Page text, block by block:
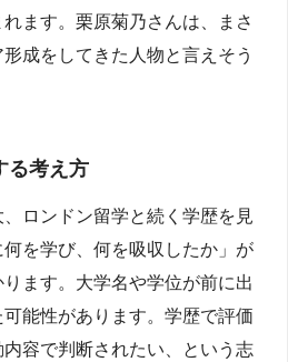
ます。栗原菊乃さんは、まさ
成をしてきた人物と言えそう
る考え方
ロンドン留学と続く学歴を見
を学び、何を吸収したか」が
ます。大学名や学位が前に出
能性があります。学歴で評価
容で判断されたい、という志